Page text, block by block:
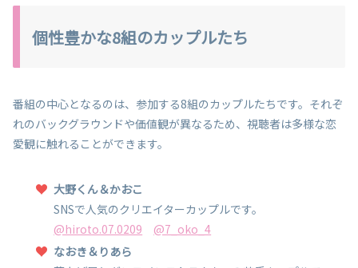
個性豊かな8組のカップルたち
番組の中心となるのは、参加する8組のカップルたちです。それぞ
れのバックグラウンドや価値観が異なるため、視聴者は多様な恋
愛観に触れることができます。
大野くん＆かおこ
SNSで人気のクリエイターカップルです。
@hiroto.07.0209
@7_oko_4
なおき＆りあら